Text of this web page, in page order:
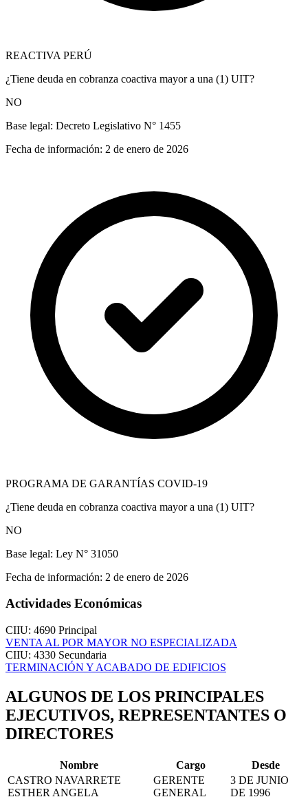
REACTIVA PERÚ
¿Tiene deuda en cobranza coactiva mayor a una (1) UIT?
NO
Base legal: Decreto Legislativo N° 1455
Fecha de información: 2 de enero de 2026
PROGRAMA DE GARANTÍAS COVID-19
¿Tiene deuda en cobranza coactiva mayor a una (1) UIT?
NO
Base legal: Ley N° 31050
Fecha de información: 2 de enero de 2026
Actividades Económicas
CIIU: 4690 Principal
VENTA AL POR MAYOR NO ESPECIALIZADA
CIIU: 4330 Secundaria
TERMINACIÓN Y ACABADO DE EDIFICIOS
ALGUNOS DE LOS PRINCIPALES
EJECUTIVOS, REPRESENTANTES O
DIRECTORES
Nombre Cargo
Desde
CASTRO NAVARRETE
ESTHER ANGELA
GERENTE
GENERAL
3 DE JUNIO
DE 1996